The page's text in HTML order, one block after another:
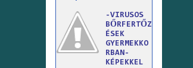
-VIRUSOS
BŐRFERTŐZ
ÉSEK
GYERMEKKO
RBAN-
KÉPEKKEL